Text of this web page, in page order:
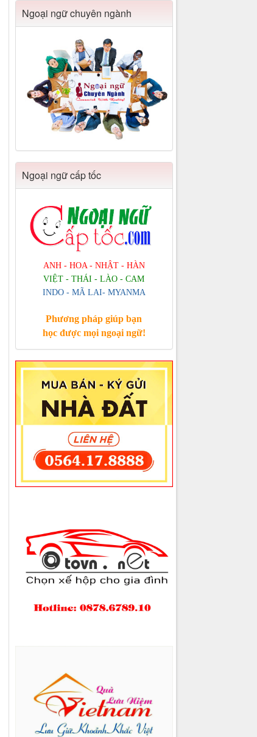
Ngoại ngữ chuyên ngành
Ngoại ngữ cấp tốc
ANH - HOA - NHẬT - HÀN
VIỆT - THÁI - LÀO - CAM
INDO - MÃ LAI- MYANMA
Phương pháp giúp bạn
học được mọi ngoại ngữ!